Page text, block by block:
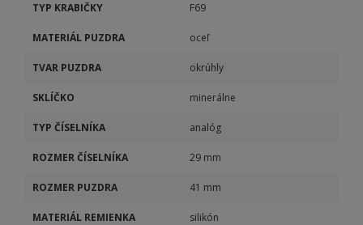
TYP KRABIČKY F69
MATERIÁL PUZDRA oceľ
TVAR PUZDRA okrúhly
SKLÍČKO minerálne
TYP ČÍSELNÍKA analóg
ROZMER ČÍSELNÍKA 29 mm
ROZMER PUZDRA 41 mm
MATERIÁL REMIENKA silikón